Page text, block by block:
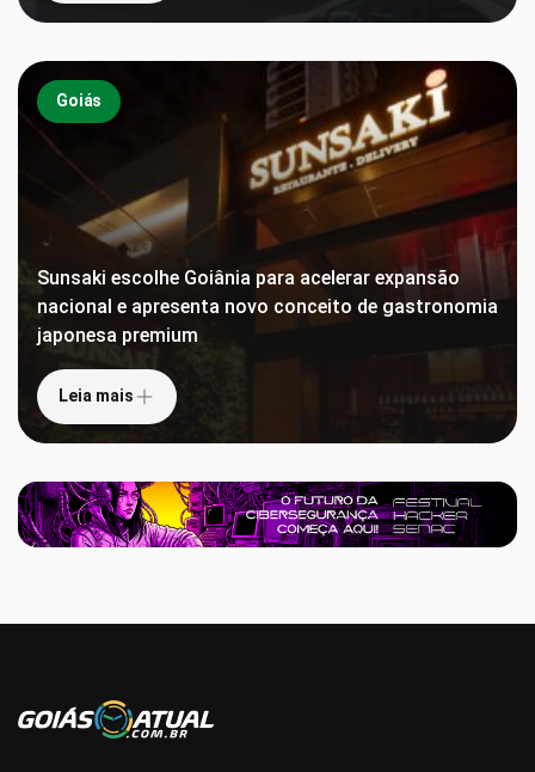
Goiás
Sunsaki escolhe Goiânia para acelerar expansão
nacional e apresenta novo conceito de gastronomia
japonesa premium
Leia mais